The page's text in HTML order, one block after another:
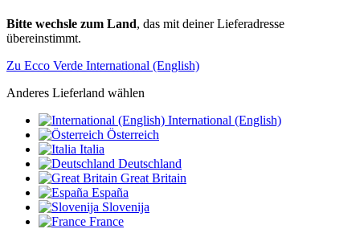
Bitte wechsle zum Land, das mit deiner Lieferadresse
übereinstimmt.
Zu Ecco Verde International (English)
Anderes Lieferland wählen
International (English)
Österreich
Italia
Deutschland
Great Britain
España
Slovenija
France